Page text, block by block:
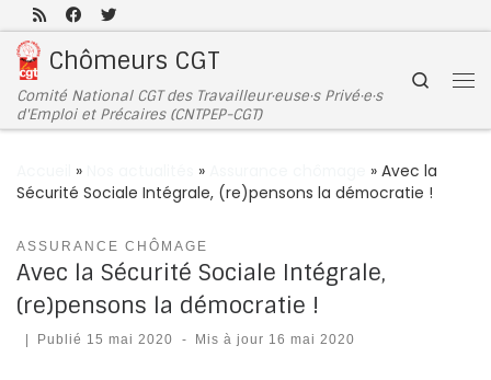
Passer au contenu
Chômeurs CGT
Comité National CGT des Travailleur·euse·s Privé·e·s
d'Emploi et Précaires (CNTPEP-CGT)
Search
» » » Avec la
Sécurité Sociale Intégrale, (re)pensons la démocratie !
ASSURANCE CHÔMAGE
Avec la Sécurité Sociale Intégrale,
(re)pensons la démocratie !
| Publié 15 mai 2020 - Mis à jour 16 mai 2020